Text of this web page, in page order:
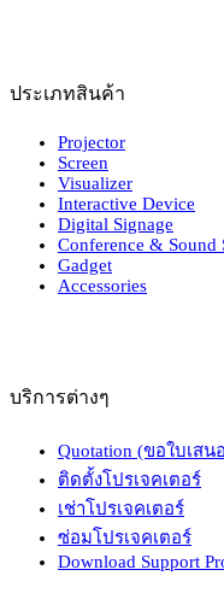
ประเภทสินค้า
Projector
Screen
Visualizer
Interactive Device
Digital Signage
Conference & Sound
Gadget
Accessories
บริการต่างๆ
Quotation (ขอใบเสน
ติดตั้งโปรเจคเตอร์
เช่าโปรเจคเตอร์
ซ่อมโปรเจคเตอร์
Download Support